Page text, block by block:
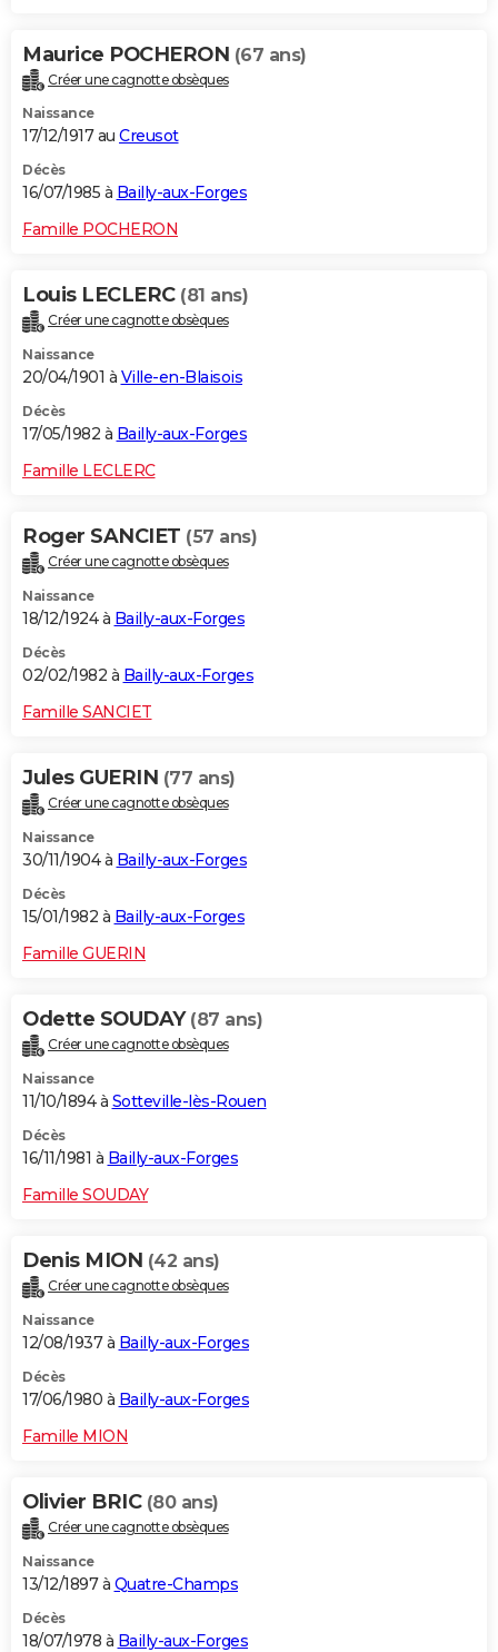
Maurice POCHERON (67 ans)
Créer une cagnotte obsèques
Naissance
17/12/1917 au Creusot
Décès
16/07/1985 à Bailly-aux-Forges
Famille POCHERON
Louis LECLERC (81 ans)
Créer une cagnotte obsèques
Naissance
20/04/1901 à Ville-en-Blaisois
Décès
17/05/1982 à Bailly-aux-Forges
Famille LECLERC
Roger SANCIET (57 ans)
Créer une cagnotte obsèques
Naissance
18/12/1924 à Bailly-aux-Forges
Décès
02/02/1982 à Bailly-aux-Forges
Famille SANCIET
Jules GUERIN (77 ans)
Créer une cagnotte obsèques
Naissance
30/11/1904 à Bailly-aux-Forges
Décès
15/01/1982 à Bailly-aux-Forges
Famille GUERIN
Odette SOUDAY (87 ans)
Créer une cagnotte obsèques
Naissance
11/10/1894 à Sotteville-lès-Rouen
Décès
16/11/1981 à Bailly-aux-Forges
Famille SOUDAY
Denis MION (42 ans)
Créer une cagnotte obsèques
Naissance
12/08/1937 à Bailly-aux-Forges
Décès
17/06/1980 à Bailly-aux-Forges
Famille MION
Olivier BRIC (80 ans)
Créer une cagnotte obsèques
Naissance
13/12/1897 à Quatre-Champs
Décès
18/07/1978 à Bailly-aux-Forges